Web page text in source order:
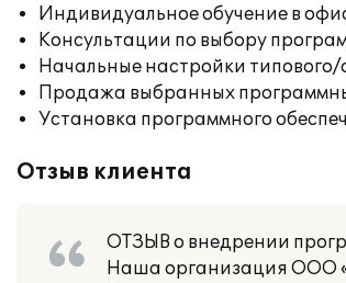
Индивидуальное обучение в
Консультации по выбору
Начальные настройки
Продажа выбранных
Установка программного
Отзыв клиента
ОТЗЫВ о внедрении
Наша организация ООО